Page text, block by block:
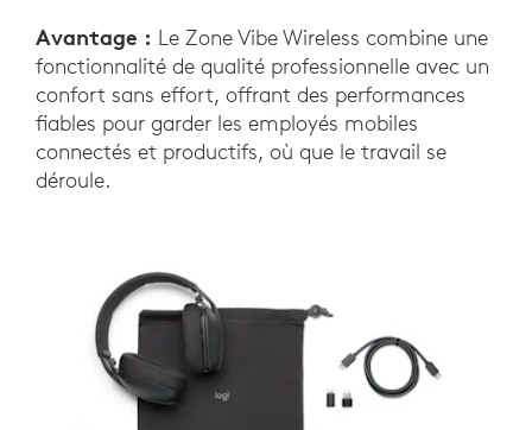
Avantage : Le Zone Vibe Wireless combine une
fonctionnalité de qualité professionnelle avec un
confort sans effort, offrant des performances
fiables pour garder les employés mobiles
connectés et productifs, où que le travail se
déroule.